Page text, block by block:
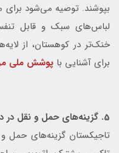
بپوشند. توصیه می‌شود برای
لباس‌های سبک و قابل
خنک‌تر در کوهستان، از
برای آشنایی با پوشش ملی
5. گزینه‌های حمل و نقل در داخل تاجیکستان چیست؟
تاجیکستان گزینه‌های حمل و